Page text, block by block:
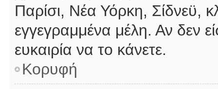
Παρίσι, Νέα Υόρκη, Σίδνεϋ,
εγγεγραμμένα μέλη. Αν δεν
ευκαιρία να το κάνετε.
Κορυφή